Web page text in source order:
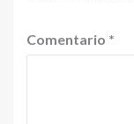
Comentario *